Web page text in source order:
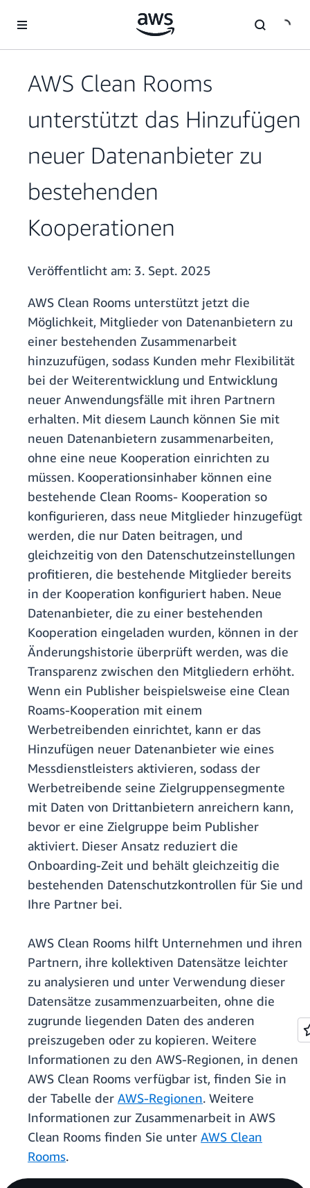
Überspringen zum Hauptinhalt
AWS Clean Rooms
unterstützt das Hinzufügen
neuer Datenanbieter zu
bestehenden
Kooperationen
Veröffentlicht am: 3. Sept. 2025
AWS Clean Rooms unterstützt jetzt die
Möglichkeit, Mitglieder von Datenanbietern zu
einer bestehenden Zusammenarbeit
hinzuzufügen, sodass Kunden mehr Flexibilität
bei der Weiterentwicklung und Entwicklung
neuer Anwendungsfälle mit ihren Partnern
erhalten. Mit diesem Launch können Sie mit
neuen Datenanbietern zusammenarbeiten,
ohne eine neue Kooperation einrichten zu
müssen. Kooperationsinhaber können eine
bestehende Clean Rooms- Kooperation so
konfigurieren, dass neue Mitglieder hinzugefügt
werden, die nur Daten beitragen, und
gleichzeitig von den Datenschutzeinstellungen
profitieren, die bestehende Mitglieder bereits
in der Kooperation konfiguriert haben. Neue
Datenanbieter, die zu einer bestehenden
Kooperation eingeladen wurden, können in der
Änderungshistorie überprüft werden, was die
Transparenz zwischen den Mitgliedern erhöht.
Wenn ein Publisher beispielsweise eine Clean
Roams-Kooperation mit einem
Werbetreibenden einrichtet, kann er das
Hinzufügen neuer Datenanbieter wie eines
Messdienstleisters aktivieren, sodass der
Werbetreibende seine Zielgruppensegmente
mit Daten von Drittanbietern anreichern kann,
bevor er eine Zielgruppe beim Publisher
aktiviert. Dieser Ansatz reduziert die
Onboarding-Zeit und behält gleichzeitig die
bestehenden Datenschutzkontrollen für Sie und
Ihre Partner bei.
AWS Clean Rooms hilft Unternehmen und ihren
Partnern, ihre kollektiven Datensätze leichter
zu analysieren und unter Verwendung dieser
Datensätze zusammenzuarbeiten, ohne die
zugrunde liegenden Daten des anderen
preiszugeben oder zu kopieren. Weitere
Informationen zu den AWS-Regionen, in denen
AWS Clean Rooms verfügbar ist, finden Sie in
der Tabelle der AWS-Regionen. Weitere
Informationen zur Zusammenarbeit in AWS
Clean Rooms finden Sie unter AWS Clean
Rooms.